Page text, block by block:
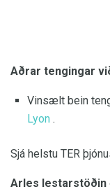
Aðrar tengingar
Vinsælt bein
Lyon .
Sjá helstu TER
Arles lestarstöðin